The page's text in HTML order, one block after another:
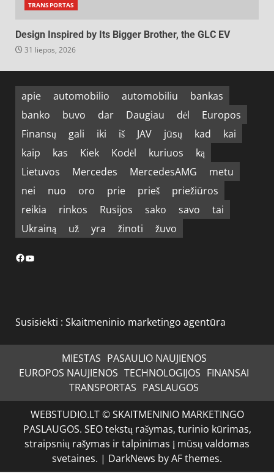
TRANSPORTAS
Design Inspired by Its Bigger Brother, the GLC EV
31 liepos, 2026
apie automobilio automobiliu
bankas
banko
buvo dar Daugiau dėl
Europos
Finansų
gali iki iš JAV jūsų kad
kai
kaip
kas Kiek Kodėl kuriuos
ką
Lietuvos
Mercedes MercedesAMG
metu
nei
nuo oro prie prieš
priežiūros
reikia
rinkos Rusijos sako savo
tai
Ukrainą
už yra žinoti žuvo
Facebook
YouTube
Susisiekti : Skaitmeninio marketingo agentūra
MIESTAS PASAULIO NAUJIENOS
EUROPOS NAUJIENOS TECHNOLOGIJOS FINANSAI
TRANSPORTAS PASLAUGOS
WEBSTUDIO.LT © SKAITMENINIO MARKETINGO
PASLAUGOS. SEO tekstų rašymas, turinio kūrimas,
straipsnių rašymas ir talpinimas į mūsų valdomas
svetaines. | DarkNews by AF themes.